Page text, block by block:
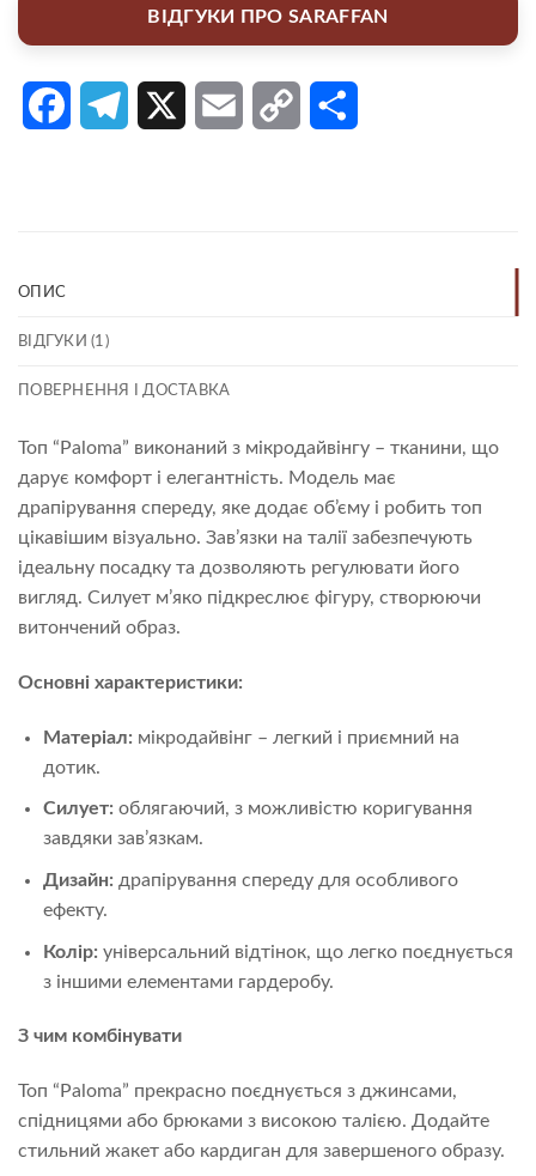
ВІДГУКИ ПРО SARAFFAN
FacebookTelegram Email Copy
ОПИС
ВІДГУКИ (1)
ПОВЕРНЕННЯ І ДОСТАВКА
Топ “Paloma” виконаний з мікродайвінгу – тканини, що
дарує комфорт і елегантність. Модель має
драпірування спереду, яке додає об’єму і робить топ
цікавішим візуально. Зав’язки на талії забезпечують
ідеальну посадку та дозволяють регулювати його
вигляд. Силует м’яко підкреслює фігуру, створюючи
витончений образ.
Основні характеристики:
Матеріал: мікродайвінг – легкий і приємний на
дотик.
Силует: облягаючий, з можливістю коригування
завдяки зав’язкам.
Дизайн: драпірування спереду для особливого
ефекту.
Колір: універсальний відтінок, що легко поєднується
з іншими елементами гардеробу.
З чим комбінувати
Топ “Paloma” прекрасно поєднується з джинсами,
спідницями або брюками з високою талією. Додайте
стильний жакет або кардиган для завершеного образу.